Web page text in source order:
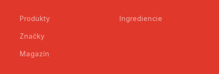
Produkty
Značky
Magazín
Ingrediencie